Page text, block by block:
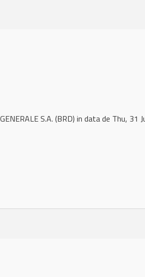
S.A. (BRD) in data de Thu, 31